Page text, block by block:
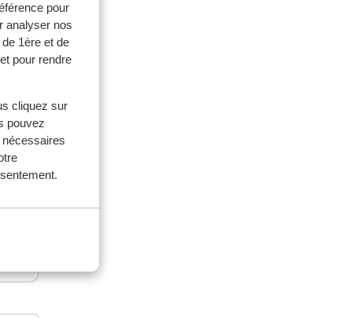
pour
analyser nos
1ère et de
pour rendre
cliquez sur
pouvez